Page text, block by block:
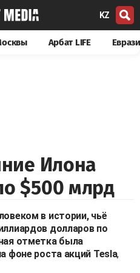
KZ
Арбат LIFE
Илона
$500 млрд
в истории, чьё
долларов по
отметка была
фоне роста акций Tesla,